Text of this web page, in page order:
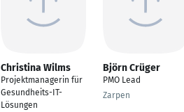
Christina Wilms
Projektmanagerin für
Gesundheits-IT-
Lösungen
Björn Crüger
PMO Lead
Zarpen